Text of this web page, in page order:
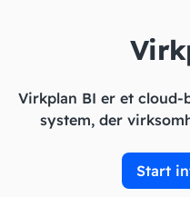
Virkplan BI er et cloud-
system, der
Start